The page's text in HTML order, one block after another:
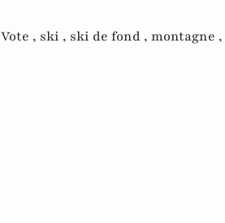
Vote , ski , ski de fond , montagne ,